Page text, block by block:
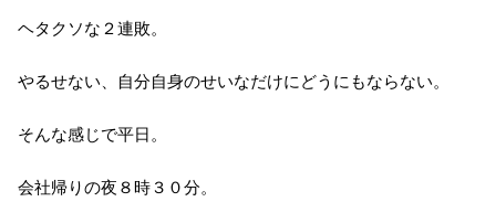
ヘタクソな２連敗。
やるせない、自分自身のせいなだけにどうにもならない。
そんな感じで平日。
会社帰りの夜８時３０分。